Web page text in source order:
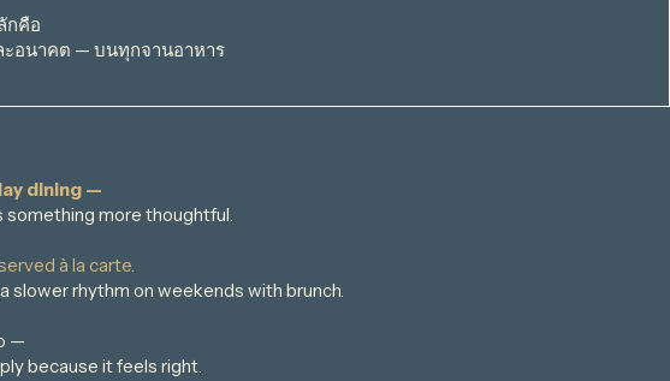
กคือ
อนาคต — บนทุกจานอาหาร
dining —
more thoughtful.
à la carte.
slower rhythm on weekends with brunch.
—
because it feels right.